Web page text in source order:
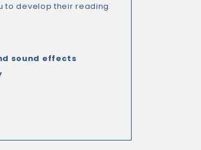
to develop their reading
sound effects